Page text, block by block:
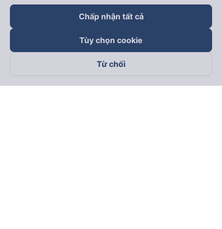
Theo dõi chúng tôi trên
Chấp nhận tất cả
Tùy chọn cookie
Từ chối